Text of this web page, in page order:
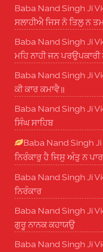
Baba Nand Singh Ji
ਸਲਾਹੀਐ ਜਿਸ ਨੋ ਤਿਲੁ ਨ
Baba Nand Singh Ji
ਮਹਿ ਨਾਹੀ ਜਨ
Baba Nand Singh Ji
ਕੀ ਕਾਰ ਕਮਾਵੈ॥
Baba Nand Singh Ji
ਸਿੰਘ ਸਾਹਿਬ
Baba Nand Singh
ਨਿਰੰਕਾਰੁ ਹੈ ਜਿਸੁ ਅੰਤੁ ਨ
Baba Nand Singh Ji
ਨਿਰੰਕਾਰ
Baba Nand Singh Ji
ਗੁਰੂ ਨਾਨਕ ਕਹਾਯਉ
Baba Nand Singh Ji